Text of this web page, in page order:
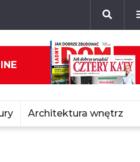
Architektura wnętrz